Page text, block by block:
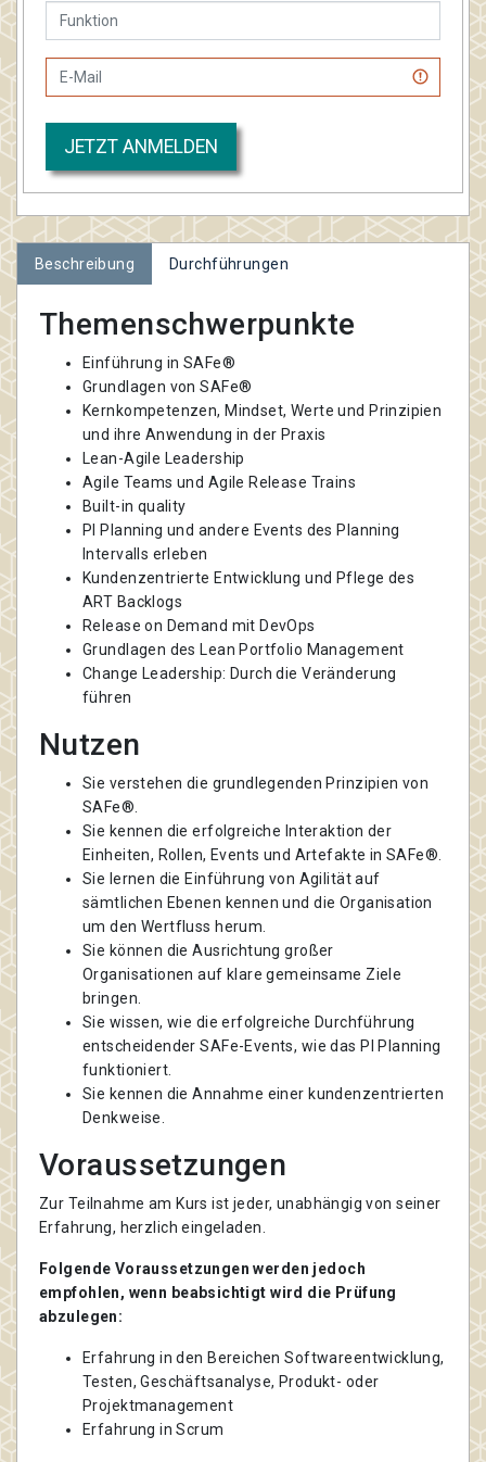
JETZT ANMELDEN
Beschreibung Durchführungen
Themenschwerpunkte
Einführung in SAFe®
Grundlagen von SAFe®
Kernkompetenzen, Mindset, Werte und Prinzipien
und ihre Anwendung in der Praxis
Lean-Agile Leadership
Agile Teams und Agile Release Trains
Built-in quality
PI Planning und andere Events des Planning
Intervalls erleben
Kundenzentrierte Entwicklung und Pflege des
ART Backlogs
Release on Demand mit DevOps
Grundlagen des Lean Portfolio Management
Change Leadership: Durch die Veränderung
führen
Nutzen
Sie verstehen die grundlegenden Prinzipien von
SAFe®.
Sie kennen die erfolgreiche Interaktion der
Einheiten, Rollen, Events und Artefakte in SAFe®.
Sie lernen die Einführung von Agilität auf
sämtlichen Ebenen kennen und die Organisation
um den Wertfluss herum.
Sie können die Ausrichtung großer
Organisationen auf klare gemeinsame Ziele
bringen.
Sie wissen, wie die erfolgreiche Durchführung
entscheidender SAFe-Events, wie das PI Planning
funktioniert.
Sie kennen die Annahme einer kundenzentrierten
Denkweise.
Voraussetzungen
Zur Teilnahme am Kurs ist jeder, unabhängig von seiner
Erfahrung, herzlich eingeladen.
Folgende Voraussetzungen werden jedoch
empfohlen, wenn beabsichtigt wird die Prüfung
abzulegen:
Erfahrung in den Bereichen Softwareentwicklung,
Testen, Geschäftsanalyse, Produkt- oder
Projektmanagement
Erfahrung in Scrum